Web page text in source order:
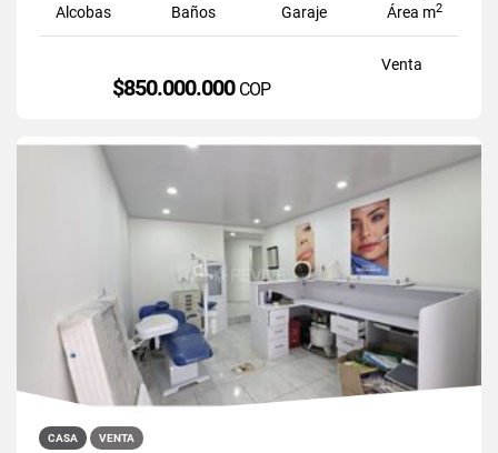
Alcobas Baños Garaje Área m2
Venta
$850.000.000 COP
CASA VENTA